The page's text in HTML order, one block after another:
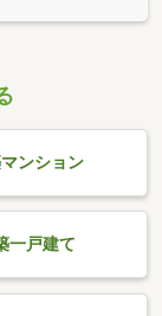
ンション
一戸建て